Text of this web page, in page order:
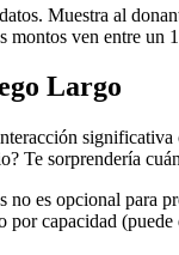
Muestra al
montos ven entre
Largo
Te sorprendería
es opcional para
capacidad